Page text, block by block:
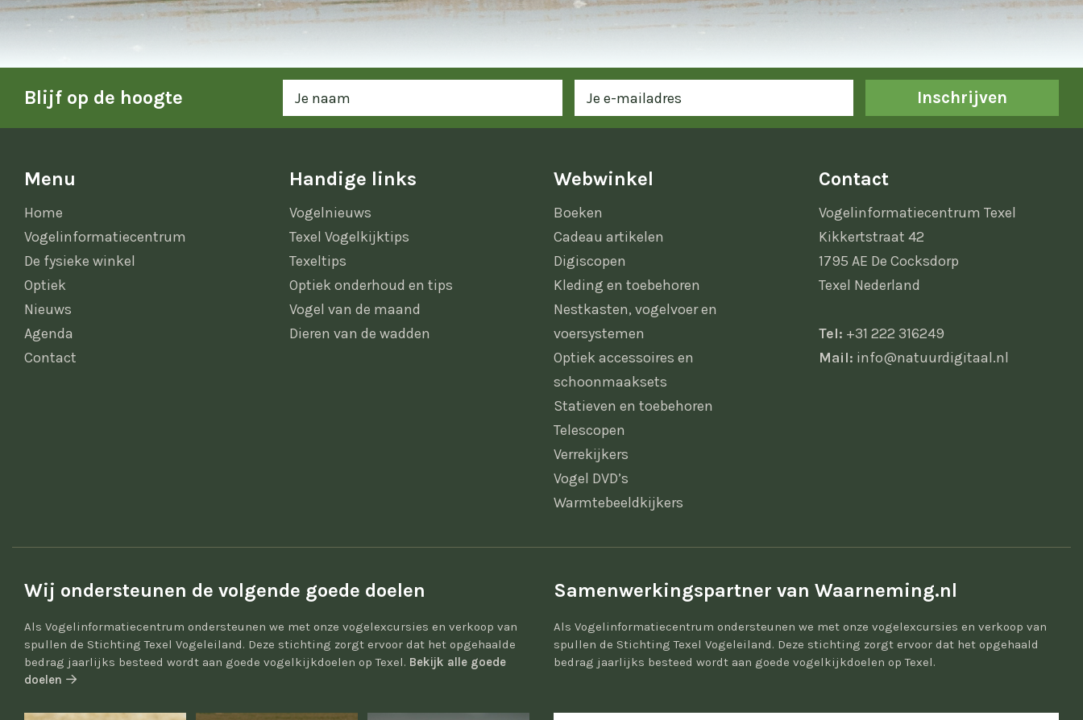
Blijf op de hoogte Inschrijven
Menu
Home
Vogelinformatiecentrum
De fysieke winkel
Optiek
Nieuws
Agenda
Contact
Handige links
Vogelnieuws
Texel Vogelkijktips
Texeltips
Optiek onderhoud en tips
Vogel van de maand
Dieren van de wadden
Webwinkel
Boeken
Cadeau artikelen
Digiscopen
Kleding en toebehoren
Nestkasten, vogelvoer en
voersystemen
Optiek accessoires en
schoonmaaksets
Statieven en toebehoren
Telescopen
Verrekijkers
Vogel DVD’s
Warmtebeeldkijkers
Contact
Vogelinformatiecentrum Texel
Kikkertstraat 42
1795 AE De Cocksdorp
Texel Nederland
Tel: +31 222 316249
Mail: info@natuurdigitaal.nl
Wij ondersteunen de volgende goede doelen
Als Vogelinformatiecentrum ondersteunen we met onze vogelexcursies en verkoop van
spullen de Stichting Texel Vogeleiland. Deze stichting zorgt ervoor dat het opgehaalde
bedrag jaarlijks besteed wordt aan goede vogelkijkdoelen op Texel. Bekijk alle goede
doelen
Samenwerkingspartner van Waarneming.nl
Als Vogelinformatiecentrum ondersteunen we met onze vogelexcursies en verkoop van
spullen de Stichting Texel Vogeleiland. Deze stichting zorgt ervoor dat het opgehaald
bedrag jaarlijks besteed wordt aan goede vogelkijkdoelen op Texel.